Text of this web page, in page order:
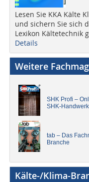
Lesen Sie KKA Kälte
und sichern Sie sich
Lexikon Kältetechnik
Details
Weitere
SHK Profi –
SHK-Handwerk
tab – Das
Branche
Kälte-/Klima-